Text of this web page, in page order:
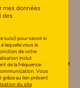
de satiété
la glycémie.
des risques de
mes données
des
suivi) pour savoir si
laquelle vous le
de votre
inclut
de la fréquence
Vous
au lien présent
du site